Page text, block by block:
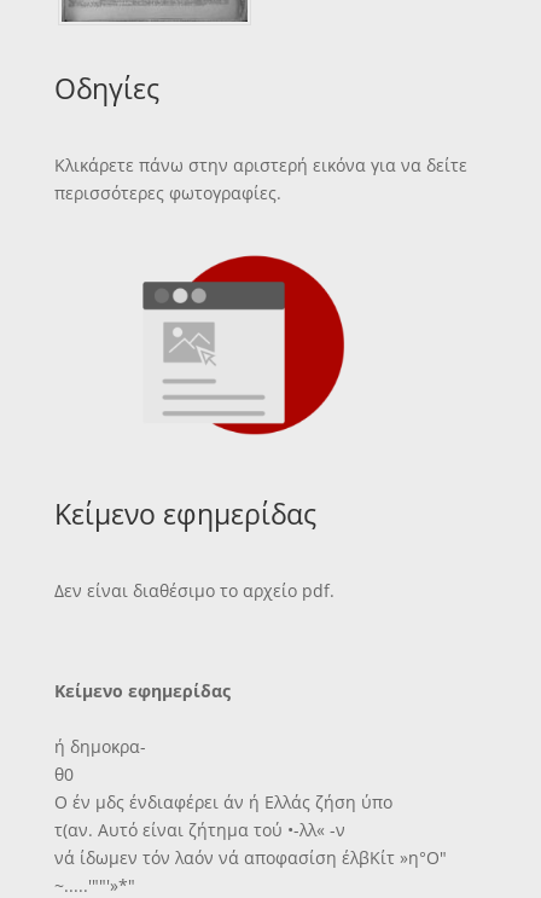
Οδηγίες
Κλικάρετε πάνω στην αριστερή εικόνα για να δείτε
περισσότερες φωτογραφίες.
Κείμενο εφημερίδας
Δεν είναι διαθέσιμο το αρχείο pdf.
Κείμενο εφημερίδας
ή δημοκρα-
θ0
Ο έν μδς ένδιαφέρει άν ή Ελλάς ζήση ύπο
τ(αν. Αυτό είναι ζήτημα τού •-λλ« -ν
νά ίδωμεν τόν λαόν νά αποφασίση έλβΚίτ »η°Ο"
~.....'""'»*"